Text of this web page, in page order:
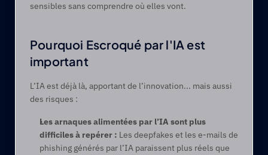
sensibles sans comprendre où elles vont.
Pourquoi Escroqué par l'IA est
important
L’IA est déjà là, apportant de l’innovation... mais aussi
des risques :
Les arnaques alimentées par l’IA sont plus
difficiles à repérer : Les deepfakes et les e-mails de
phishing générés par l’IA paraissent plus réels que